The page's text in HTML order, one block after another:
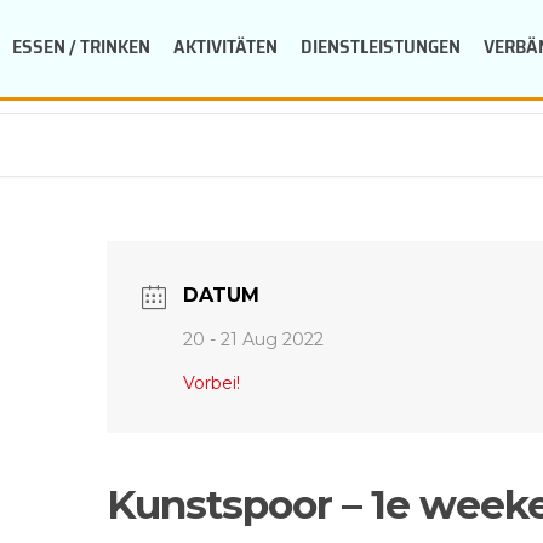
ESSEN / TRINKEN AKTIVITÄTEN DIENSTLEISTUNGEN
DATUM
20 - 21 Aug 2022
Vorbei!
Kunstspoor – 1e